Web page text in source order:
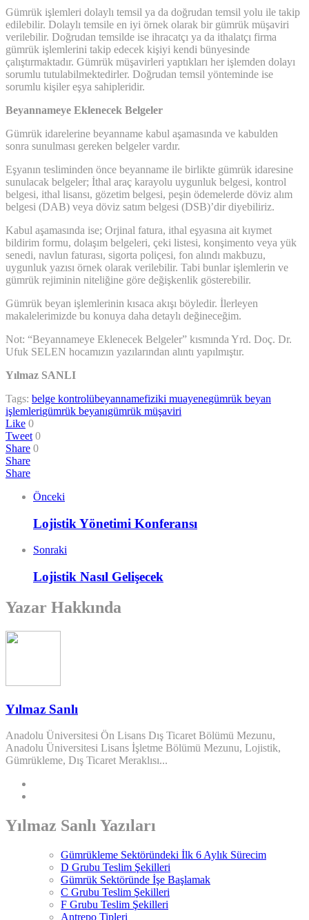
Gümrük işlemleri dolaylı temsil ya da doğrudan temsil yolu ile takip
edilebilir. Dolaylı temsile en iyi örnek olarak bir gümrük müşaviri
verilebilir. Doğrudan temsilde ise ihracatçı ya da ithalatçı firma
gümrük işlemlerini takip edecek kişiyi kendi bünyesinde
çalıştırmaktadır. Gümrük müşavirleri yaptıkları her işlemden dolayı
sorumlu tutulabilmektedirler. Doğrudan temsil yönteminde ise
sorumlu kişiler eşya sahipleridir.
Beyannameye Eklenecek Belgeler
Gümrük idarelerine beyanname kabul aşamasında ve kabulden
sonra sunulması gereken belgeler vardır.
Eşyanın tesliminden önce beyanname ile birlikte gümrük idaresine
sunulacak belgeler; İthal araç karayolu uygunluk belgesi, kontrol
belgesi, ithal lisansı, gözetim belgesi, peşin ödemelerde döviz alım
belgesi (DAB) veya döviz satım belgesi (DSB)’dir diyebiliriz.
Kabul aşamasında ise; Orjinal fatura, ithal eşyasına ait kıymet
bildirim formu, dolaşım belgeleri, çeki listesi, konşimento veya yük
senedi, navlun faturası, sigorta poliçesi, fon alındı makbuzu,
uygunluk yazısı örnek olarak verilebilir. Tabi bunlar işlemlerin ve
gümrük rejiminin niteliğine göre değişkenlik gösterebilir.
Gümrük beyan işlemlerinin kısaca akışı böyledir. İlerleyen
makalelerimizde bu konuya daha detaylı değineceğim.
Not: “Beyannameye Eklenecek Belgeler” kısmında Yrd. Doç. Dr.
Ufuk SELEN hocamızın yazılarından alıntı yapılmıştır.
Yılmaz SANLI
Tags: belge kontrolübeyannamefiziki muayenegümrük beyan
işlemlerigümrük beyanıgümrük müşaviri
Like 0
Tweet 0
Share 0
Share
Share
Önceki
Lojistik Yönetimi Konferansı
Sonraki
Lojistik Nasıl Gelişecek
Yazar Hakkında
Yılmaz Sanlı
Anadolu Üniversitesi Ön Lisans Dış Ticaret Bölümü Mezunu,
Anadolu Üniversitesi Lisans İşletme Bölümü Mezunu, Lojistik,
Gümrükleme, Dış Ticaret Meraklısı...
Yılmaz Sanlı Yazıları
Gümrükleme Sektöründeki İlk 6 Aylık Sürecim
D Grubu Teslim Şekilleri
Gümrük Sektöründe İşe Başlamak
C Grubu Teslim Şekilleri
F Grubu Teslim Şekilleri
Antrepo Tipleri